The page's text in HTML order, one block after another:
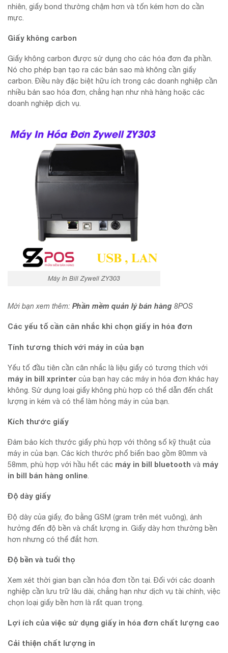
nhiên, giấy bond thường chậm hơn và tốn kém hơn do cần
mực.
Giấy không carbon
Giấy không carbon được sử dụng cho các hóa đơn đa phần.
Nó cho phép bạn tạo ra các bản sao mà không cần giấy
carbon. Điều này đặc biệt hữu ích trong các doanh nghiệp cần
nhiều bản sao hóa đơn, chẳng hạn như nhà hàng hoặc các
doanh nghiệp dịch vụ.
Máy In Bill Zywell ZY303
Mời bạn xem thêm: Phần mềm quản lý bán hàng 8POS
Các yếu tố cần cân nhắc khi chọn giấy in hóa đơn
Tính tương thích với máy in của bạn
Yếu tố đầu tiên cần cân nhắc là liệu giấy có tương thích với
máy in bill xprinter của bạn hay các máy in hóa đơn khác hay
không. Sử dụng loại giấy không phù hợp có thể dẫn đến chất
lượng in kém và có thể làm hỏng máy in của bạn.
Kích thước giấy
Đảm bảo kích thước giấy phù hợp với thông số kỹ thuật của
máy in của bạn. Các kích thước phổ biến bao gồm 80mm và
58mm, phù hợp với hầu hết các máy in bill bluetooth và máy
in bill bán hàng online
Độ dày giấy
Độ dày của giấy, đo bằng GSM (gram trên mét vuông), ảnh
hưởng đến độ bền và chất lượng in. Giấy dày hơn thường bền
hơn nhưng có thể đắt hơn.
Độ bền và tuổi thọ
Xem xét thời gian bạn cần hóa đơn tồn tại. Đối với các doanh
nghiệp cần lưu trữ lâu dài, chẳng hạn như dịch vụ tài chính, việc
chọn loại giấy bền hơn là rất quan trọng.
Lợi ích của việc sử dụng giấy in hóa đơn chất lượng cao
Cải thiện chất lượng in